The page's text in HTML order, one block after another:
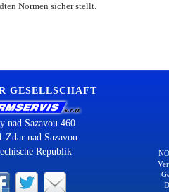
Normen sicher stellt.
GESELLSCHAFT
nad Sazavou 460
Zdar nad Sazavou
Republik